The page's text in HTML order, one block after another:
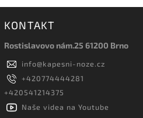
KONTAKT
Rostislavovo nám.25 61200 Brno
info@kapesni-noze.cz
+420774444281
+420541214375
Naše videa na Youtube